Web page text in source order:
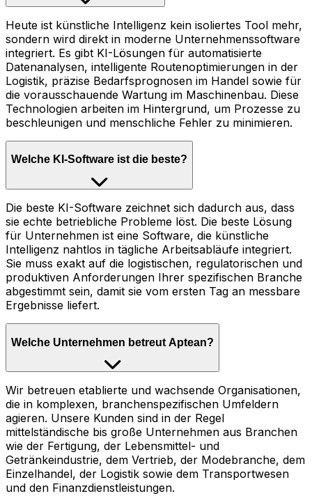
Heute ist künstliche Intelligenz kein isoliertes Tool mehr,
sondern wird direkt in moderne Unternehmenssoftware
integriert. Es gibt KI-Lösungen für automatisierte
Datenanalysen, intelligente Routenoptimierungen in der
Logistik, präzise Bedarfsprognosen im Handel sowie für
die vorausschauende Wartung im Maschinenbau. Diese
Technologien arbeiten im Hintergrund, um Prozesse zu
beschleunigen und menschliche Fehler zu minimieren.
Welche KI-Software ist die beste?
Die beste KI-Software zeichnet sich dadurch aus, dass
sie echte betriebliche Probleme löst. Die beste Lösung
für Unternehmen ist eine Software, die künstliche
Intelligenz nahtlos in tägliche Arbeitsabläufe integriert.
Sie muss exakt auf die logistischen, regulatorischen und
produktiven Anforderungen Ihrer spezifischen Branche
abgestimmt sein, damit sie vom ersten Tag an messbare
Ergebnisse liefert.
Welche Unternehmen betreut Aptean?
Wir betreuen etablierte und wachsende Organisationen,
die in komplexen, branchenspezifischen Umfeldern
agieren. Unsere Kunden sind in der Regel
mittelständische bis große Unternehmen aus Branchen
wie der Fertigung, der Lebensmittel- und
Getränkeindustrie, dem Vertrieb, der Modebranche, dem
Einzelhandel, der Logistik sowie dem Transportwesen
und den Finanzdienstleistungen.